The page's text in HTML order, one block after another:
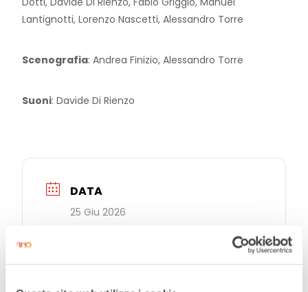
Lantignotti, Lorenzo Nascetti, Alessandro Torre
Scenografia: Andrea Finizio, Alessandro Torre
Suoni: Davide Di Rienzo
DATA
25 Giu 2026